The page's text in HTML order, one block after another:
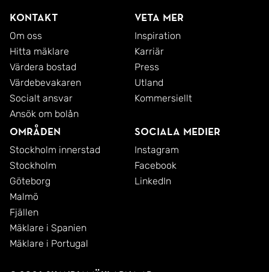
Kontakt
Om oss
Hitta mäklare
Värdera bostad
Värdebevakaren
Socialt ansvar
Ansök om bolån
Veta mer
Inspiration
Karriär
Press
Utland
Kommersiellt
Områden
Stockholm innerstad
Stockholm
Göteborg
Malmö
Fjällen
Mäklare i Spanien
Mäklare i Portugal
Sociala medier
Instagram
Facebook
LinkedIn